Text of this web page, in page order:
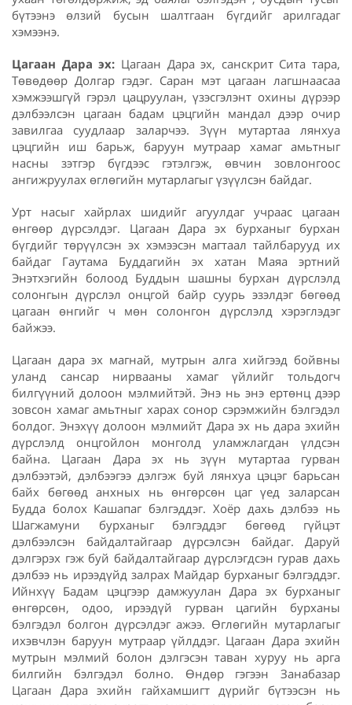
бүтээнэ өлзий бусын шалтгаан бүгдийг арилгадаг
хэмээнэ.
Цагаан Дара эх: Цагаан Дара эх, санскрит Сита тара,
Төвөдөөр Долгар гэдэг. Саран мэт цагаан лагшнаасаа
хэмжээшгүй гэрэл цацруулан, үзэсгэлэнт охины дүрээр
дэлбээлсэн цагаан бадам цэцгийн мандал дээр очир
завилгаа суудлаар заларчээ. Зүүн мутартаа лянхуа
цэцгийн иш барьж, баруун мутраар хамаг амьтныг
насны зэтгэр бүгдээс гэтэлгэж, өвчин зовлонгоос
ангижруулах өглөгийн мутарлагыг үзүүлсэн байдаг.
Урт насыг хайрлах шидийг агуулдаг учраас цагаан
өнгөөр дүрсэлдэг. Цагаан Дара эх бурханыг бурхан
бүгдийг төрүүлсэн эх хэмээсэн магтаал тайлбарууд их
байдаг Гаутама Буддагийн эх хатан Маяа эртний
Энэтхэгийн болоод Буддын шашны бурхан дүрслэлд
солонгын дүрслэл онцгой байр суурь эзэлдэг бөгөөд
цагаан өнгийг ч мөн солонгон дүрслэлд хэрэглэдэг
байжээ.
Цагаан дара эх магнай, мутрын алга хийгээд бойвны
уланд сансар нирвааны хамаг үйлийг тольдогч
билгүүний долоон мэлмийтэй. Энэ нь энэ ертөнц дээр
зовсон хамаг амьтныг харах сонор сэрэмжийн бэлгэдэл
болдог. Энэхүү долоон мэлмийт Дара эх нь дара эхийн
дүрслэлд онцгойлон монголд уламжлагдан үлдсэн
байна. Цагаан Дара эх нь зүүн мутартаа гурван
дэлбээтэй, дэлбээгээ дэлгэж буй лянхуа цэцэг барьсан
байх бөгөөд анхных нь өнгөрсөн цаг үед заларсан
Будда болох Кашапаг бэлгэддэг. Хоёр дахь дэлбээ нь
Шагжамуни бурханыг бэлгэддэг бөгөөд гүйцэт
дэлбээлсэн байдалтайгаар дүрсэлсэн байдаг. Даруй
дэлгэрэх гэж буй байдалтайгаар дүрслэгдсэн гурав дахь
дэлбээ нь ирээдүйд залрах Майдар бурханыг бэлгэддэг.
Ийнхүү Бадам цэцгээр дамжуулан Дара эх бурханыг
өнгөрсөн, одоо, ирээдүй гурван цагийн бурханы
бэлгэдэл болгон дүрсэлдэг ажээ. Өглөгийн мутарлагыг
ихэвчлэн баруун мутраар үйлддэг. Цагаан Дара эхийн
мутрын мэлмий болон дэлгэсэн таван хуруу нь арга
билгийн бэлгэдэл болно. Өндөр гэгээн Занабазар
Цагаан Дара эхийн гайхамшигт дүрийг бүтээсэн нь